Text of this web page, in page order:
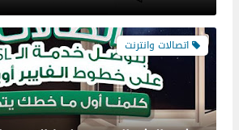
اتصالات وانترنت